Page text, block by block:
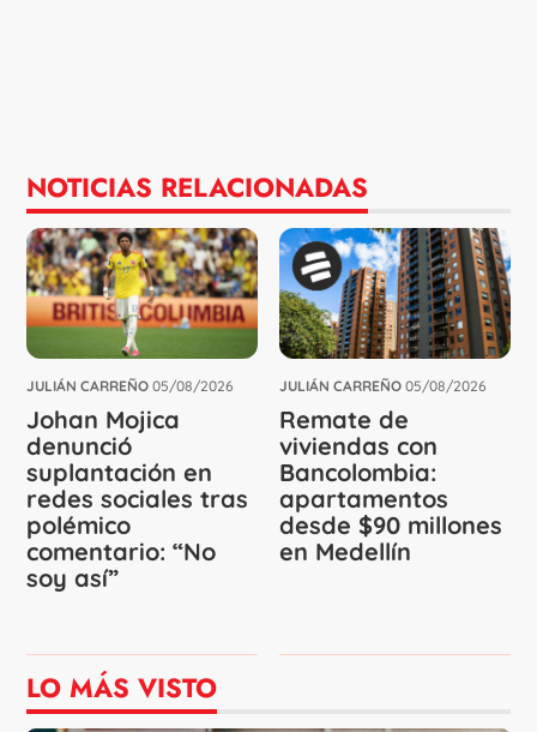
NOTICIAS RELACIONADAS
JULIÁN CARREÑO 05/08/2026
Johan Mojica
denunció
suplantación en
redes sociales tras
polémico
comentario: “No
soy así”
JULIÁN CARREÑO 05/08/2026
Remate de
viviendas con
Bancolombia:
apartamentos
desde $90 millones
en Medellín
LO MÁS VISTO